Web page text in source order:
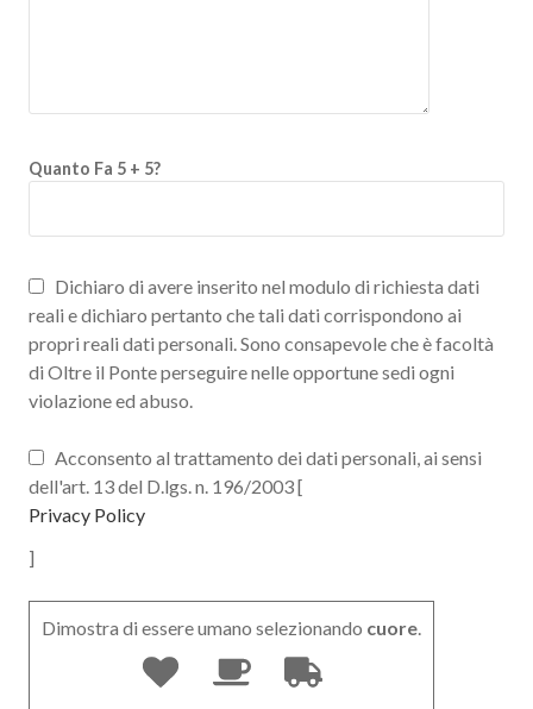
Quanto Fa 5 + 5?
Dichiaro di avere inserito nel modulo di richiesta dati
reali e dichiaro pertanto che tali dati corrispondono ai
propri reali dati personali. Sono consapevole che è facoltà
di Oltre il Ponte perseguire nelle opportune sedi ogni
violazione ed abuso.
Acconsento al trattamento dei dati personali, ai sensi
dell'art. 13 del D.lgs. n. 196/2003 [
Privacy Policy
]
Dimostra di essere umano selezionando cuore.